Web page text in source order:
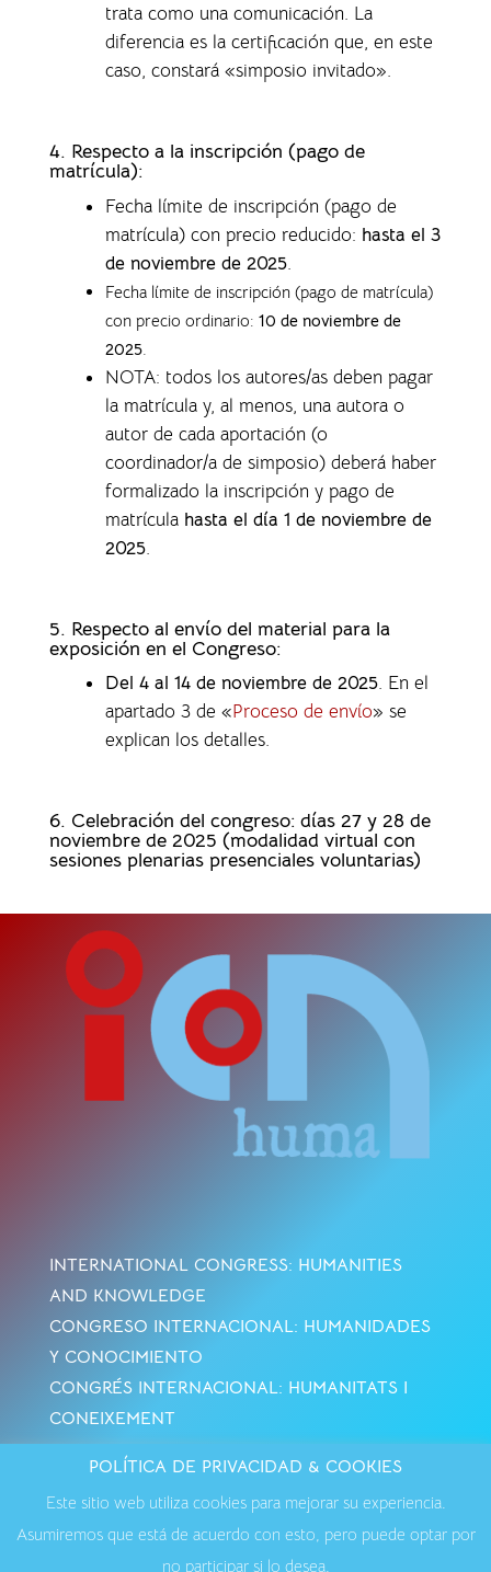
trata como una comunicación. La
diferencia es la certificación que, en este
caso, constará «simposio invitado».
4. Respecto a la inscripción (pago de
matrícula):
Fecha límite de inscripción (pago de
matrícula) con precio reducido: hasta el 3
de noviembre de 2025.
Fecha límite de inscripción (pago de matrícula)
con precio ordinario: 10 de noviembre de
2025.
NOTA: todos los autores/as deben pagar
la matrícula y, al menos, una autora o
autor de cada aportación (o
coordinador/a de simposio) deberá haber
formalizado la inscripción y pago de
matrícula hasta el día 1 de noviembre de
2025.
5. Respecto al envío del material para la
exposición en el Congreso:
Del 4 al 14 de noviembre de 2025. En el
apartado 3 de «Proceso de envío» se
explican los detalles.
6. Celebración del congreso: días 27 y 28 de
noviembre de 2025 (modalidad virtual con
sesiones plenarias presenciales voluntarias)
INTERNATIONAL CONGRESS: HUMANITIES
AND KNOWLEDGE
CONGRESO INTERNACIONAL: HUMANIDADES
Y CONOCIMIENTO
CONGRÉS INTERNACIONAL: HUMANITATS I
CONEIXEMENT
Privacidad·Contactar
POLÍTICA DE PRIVACIDAD & COOKIES
Este sitio web utiliza cookies para mejorar su experiencia.
Asumiremos que está de acuerdo con esto, pero puede optar por
no participar si lo desea.